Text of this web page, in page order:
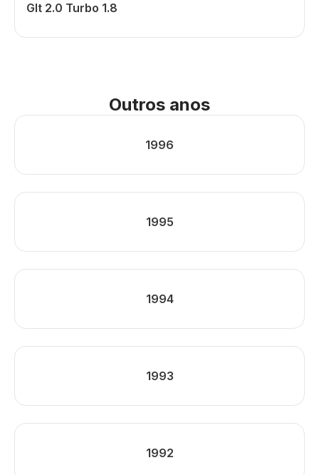
Glt 2.0 Turbo 1.8
Outros anos
1996
1995
1994
1993
1992